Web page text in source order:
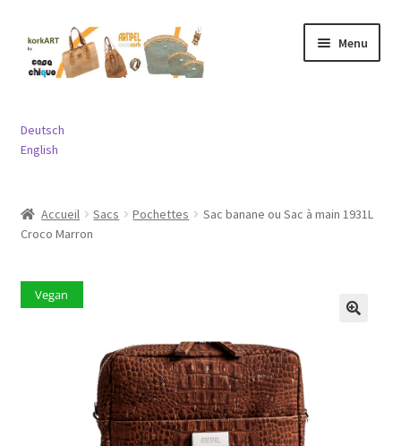
Aller
la
Aller
au
contenu
Menu
Porte-monnaies
enfant
le
enfant
Contact
Deutsch
English
Accueil Sacs Pochettes
Sac banane ou Sac à main 1931L
Croco Marron
Vegan